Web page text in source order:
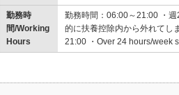
勤務時
間/Working
Hours
勤務時間：06:00～21:00 ・
的に扶養控除内から外れてし
21:00 ・Over 24 hours/week